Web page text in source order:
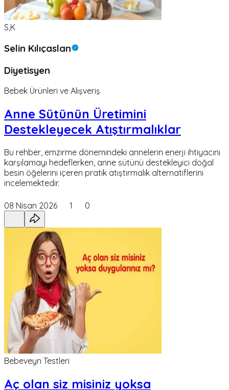
S,K
Selin Kılıçaslan
Diyetisyen
Bebek Ürünleri ve Alışveriş
Anne Sütünün Üretimini
Destekleyecek Atıştırmalıklar
Bu rehber, emzirme dönemindeki annelerin enerji ihtiyacını
karşılamayı hedeflerken, anne sütünü destekleyici doğal
besin öğelerini içeren pratik atıştırmalık alternatiflerini
incelemektedir.
08 Nisan 2026 1 0
Bebeveyn Testleri
Aç olan siz misiniz yoksa